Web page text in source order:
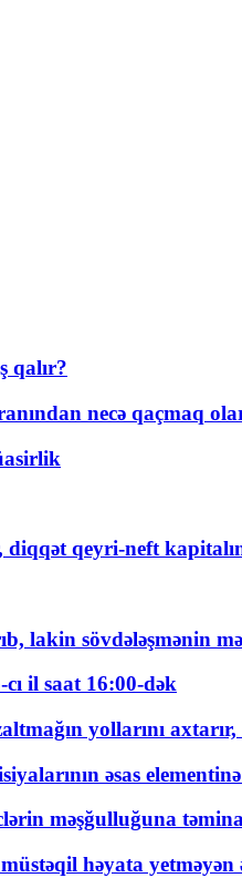
qalır?
necə qaçmaq
qeyri-neft
lakin sövdələşmənin
il saat 16:00-dək
yollarını
əsas
məşğulluğuna
həyata yetməyən